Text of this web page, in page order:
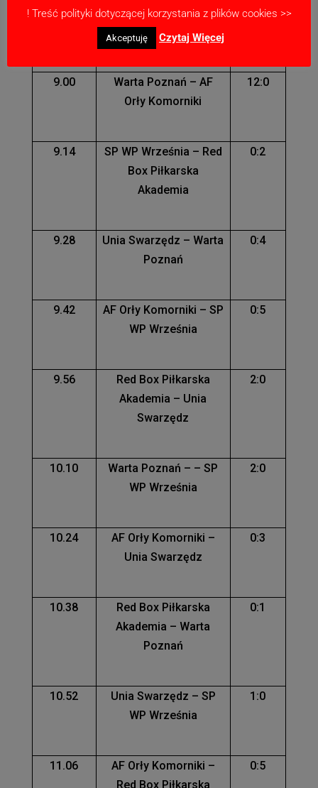
9.00
Warta Poznań – AF
Orły Komorniki
12:0
9.14
SP WP Września – Red
Box Piłkarska
Akademia
0:2
9.28
Unia Swarzędz – Warta
Poznań
0:4
9.42
AF Orły Komorniki – SP
WP Września
0:5
9.56
Red Box Piłkarska
Akademia – Unia
Swarzędz
2:0
10.10
Warta Poznań – – SP
WP Września
2:0
10.24
AF Orły Komorniki –
Unia Swarzędz
0:3
10.38
Red Box Piłkarska
Akademia – Warta
Poznań
0:1
10.52
Unia Swarzędz – SP
WP Września
1:0
11.06
AF Orły Komorniki –
Red Box Piłkarska
0:5
! Treść polityki dotyczącej korzystania z plików cookies >>
Akceptuję Czytaj Więcej